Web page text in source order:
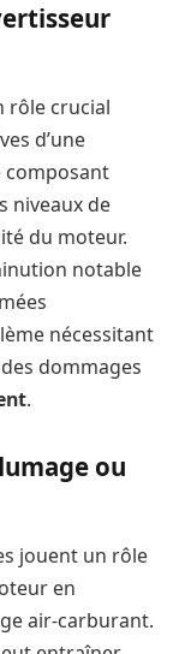
rôle crucial
d’une
composant
niveaux de
du moteur.
notable
nécessitant
dommages
.
ou
jouent un rôle
en
air-carburant.